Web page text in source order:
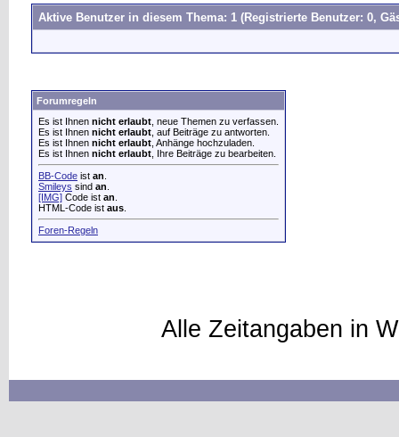
Aktive Benutzer in diesem Thema: 1 (Registrierte Benutzer: 0,
Forumregeln
Es ist Ihnen nicht erlaubt , neue Themen zu verfassen.
Es ist Ihnen nicht erlaubt , auf Beiträge zu antworten.
Es ist Ihnen nicht erlaubt , Anhänge hochzuladen.
Es ist Ihnen nicht erlaubt , Ihre Beiträge zu bearbeiten.
BB-Code ist an
Smileys sind an
[IMG] Code ist an
HTML-Code ist aus
Foren-Regeln
Alle Zeitangaben in